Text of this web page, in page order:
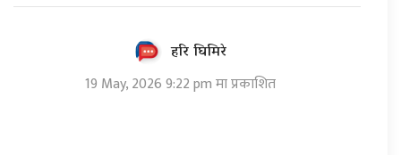
हरि घिमिरे
19 May, 2026 9:22 pm मा प्रकाशित